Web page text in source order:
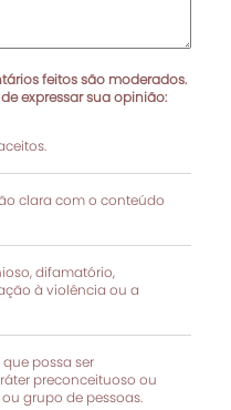
feitos são moderados.
expressar sua opinião:
clara com o conteúdo
difamatório,
à violência ou a
possa ser
preconceituoso ou
grupo de pessoas.